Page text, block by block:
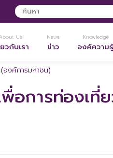
Us
วกับเรา
News
ข่าว
Knowledge
องค์ความรู้
งค์การมหาชน)
การท่องเที่